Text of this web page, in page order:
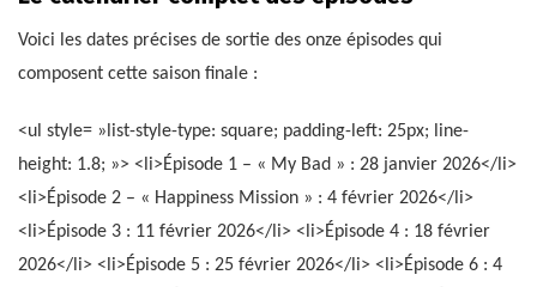
Voici les dates précises de sortie des onze épisodes qui
composent cette saison finale :
<ul style= »list-style-type: square; padding-left: 25px; line-
height: 1.8; »> <li>Épisode 1 – « My Bad » : 28 janvier 2026</li>
<li>Épisode 2 – « Happiness Mission » : 4 février 2026</li>
<li>Épisode 3 : 11 février 2026</li> <li>Épisode 4 : 18 février
2026</li> <li>Épisode 5 : 25 février 2026</li> <li>Épisode 6 : 4